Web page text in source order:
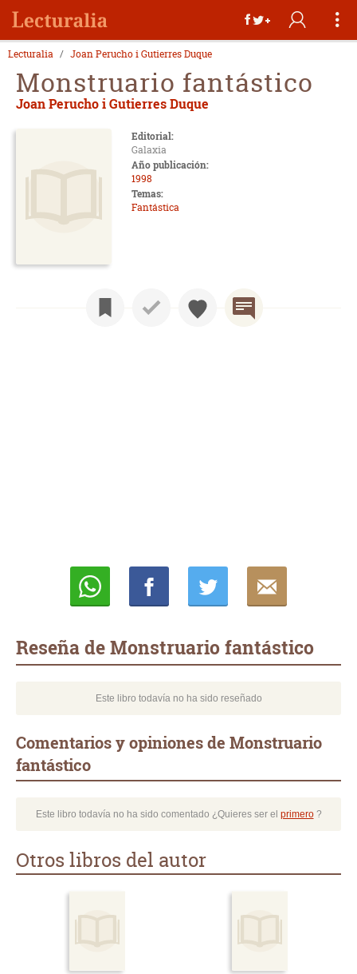
Lecturalia Joan Perucho i Gutierres Duque
Monstruario fantástico
Joan Perucho i Gutierres Duque
Editorial:
Galaxia
Año publicación:
1998
Temas:
Fantástica
Reseña de Monstruario fantástico
Este libro todavía no ha sido reseñado
Comentarios y opiniones de Monstruario
fantástico
Este libro todavía no ha sido comentado ¿Quieres ser el primero?
Otros libros del autor